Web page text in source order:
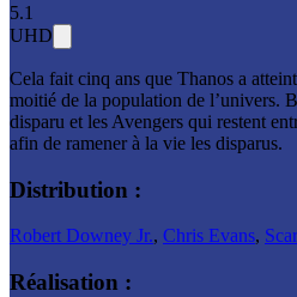
5.1
UHD
Cela fait cinq ans que Thanos a
moitié de la population de l’univers.
disparu et les Avengers qui restent
afin de ramener à la vie les disparus.
Distribution :
Robert Downey Jr., Chris Evans,
Réalisation :